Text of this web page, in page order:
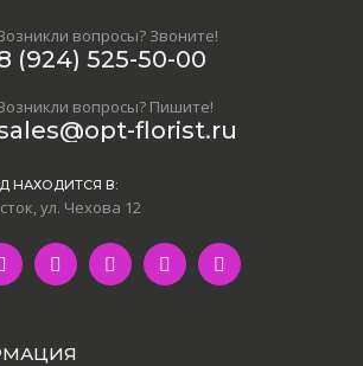
вопросы? Звоните!
(924) 525-50-00
вопросы? Пишите!
florist.ru
НАХОДИТСЯ В:
ул. Чехова 12